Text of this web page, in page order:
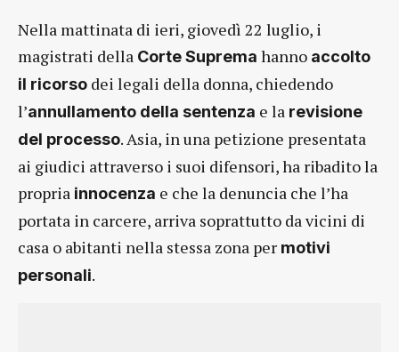
Nella mattinata di ieri, giovedì 22 luglio, i
magistrati della Corte Suprema hanno accolto
il ricorso dei legali della donna, chiedendo
l’annullamento della sentenza e la revisione
del processo. Asia, in una petizione presentata
ai giudici attraverso i suoi difensori, ha ribadito la
propria innocenza e che la denuncia che l’ha
portata in carcere, arriva soprattutto da vicini di
casa o abitanti nella stessa zona per motivi
personali.